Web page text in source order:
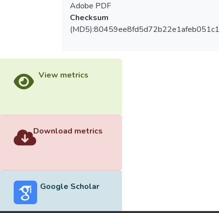
Adobe PDF
Checksum
View metrics
Download metrics
Google Scholar